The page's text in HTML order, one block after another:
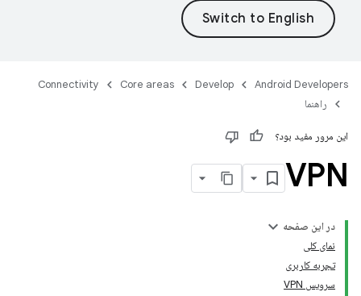
Android Developers
Develop
Core areas
Connectivity
راهنما
این مرور مفید بود؟
VPN
در این صفحه
نمای کلی
تجربه کاربری
سرویس VPN